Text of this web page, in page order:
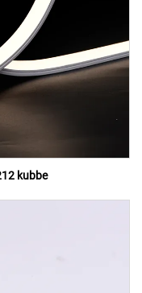
kubbe